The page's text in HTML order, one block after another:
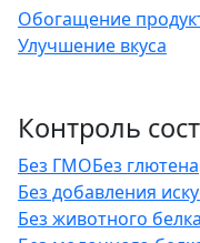
Обогащение
Улучшение вкуса
Контроль
Без ГМОБез глютена
Без добавления
Без животного белка